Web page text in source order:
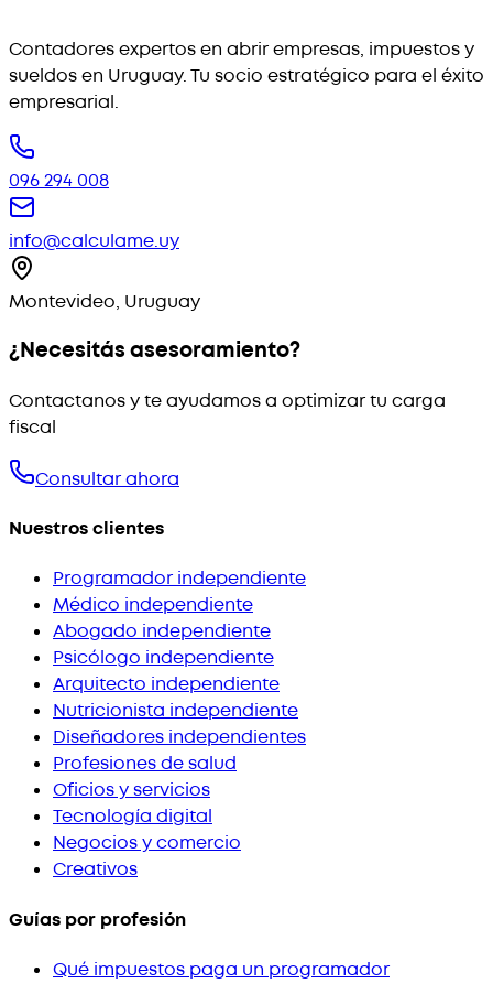
Contadores expertos en abrir empresas, impuestos y
sueldos en Uruguay. Tu socio estratégico para el éxito
empresarial.
096 294 008
info@calculame.uy
Montevideo, Uruguay
¿Necesitás asesoramiento?
Contactanos y te ayudamos a optimizar tu carga
fiscal
Consultar ahora
Nuestros clientes
Programador independiente
Médico independiente
Abogado independiente
Psicólogo independiente
Arquitecto independiente
Nutricionista independiente
Diseñadores independientes
Profesiones de salud
Oficios y servicios
Tecnología digital
Negocios y comercio
Creativos
Guías por profesión
Qué impuestos paga un programador